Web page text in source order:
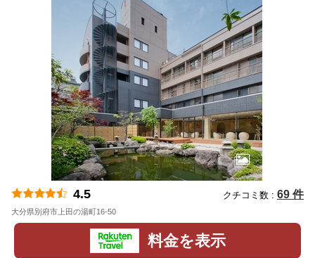
4.5 クチコミ数 : 69 件
大分県別府市上田の湯町16-50
料金を表示